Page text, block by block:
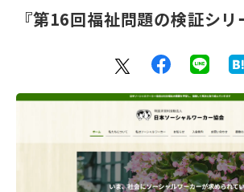
『第16回福祉問題の検証シリ